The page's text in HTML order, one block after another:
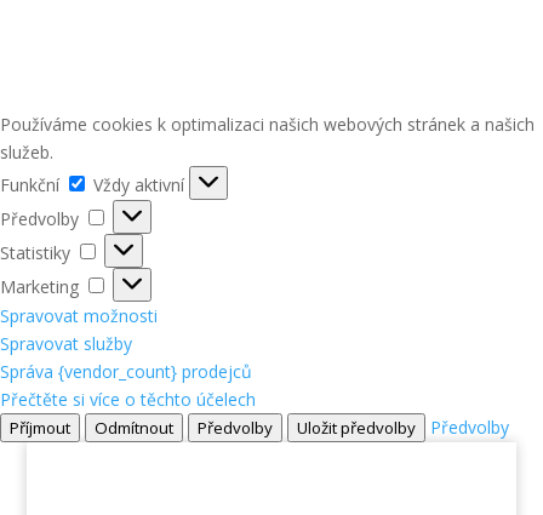
Používáme cookies k optimalizaci našich webových stránek a našich
služeb.
Funkční
Funkční
Vždy aktivní
Předvolby
Předvolby
Statistiky
Statistiky
Marketing
Marketing
Spravovat možnosti
Spravovat služby
Správa {vendor_count} prodejců
Přečtěte si více o těchto účelech
Příjmout Odmítnout Předvolby Uložit předvolby Předvolby